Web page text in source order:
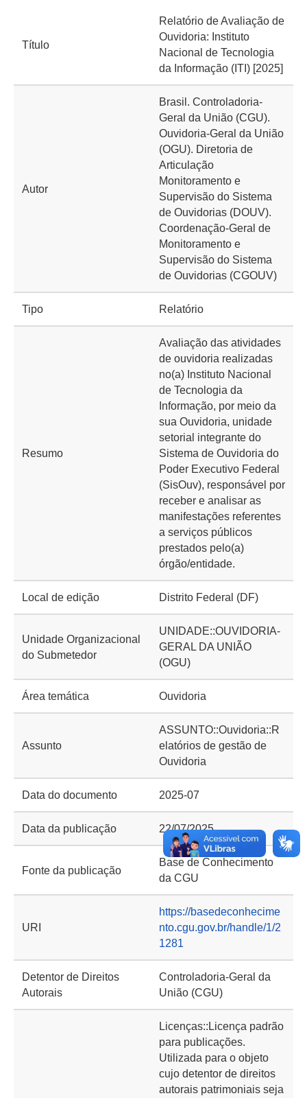
Título
Relatório de Avaliação de
Ouvidoria: Instituto
Nacional de Tecnologia
da Informação (ITI) [2025]
Autor
Brasil. Controladoria-
Geral da União (CGU).
Ouvidoria-Geral da União
(OGU). Diretoria de
Articulação
Monitoramento e
Supervisão do Sistema
de Ouvidorias (DOUV).
Coordenação-Geral de
Monitoramento e
Supervisão do Sistema
de Ouvidorias (CGOUV)
Tipo Relatório
Resumo
Avaliação das atividades
de ouvidoria realizadas
no(a) Instituto Nacional
de Tecnologia da
Informação, por meio da
sua Ouvidoria, unidade
setorial integrante do
Sistema de Ouvidoria do
Poder Executivo Federal
(SisOuv), responsável por
receber e analisar as
manifestações referentes
a serviços públicos
prestados pelo(a)
órgão/entidade.
Local de edição Distrito Federal (DF)
Unidade Organizacional
do Submetedor
UNIDADE::OUVIDORIA-
GERAL DA UNIÃO
(OGU)
Área temática Ouvidoria
Assunto
ASSUNTO::Ouvidoria::R
elatórios de gestão de
Ouvidoria
Data do documento 2025-07
Data da publicação 22/07/2025
Fonte da publicação
Base de Conhecimento
da CGU
URI
https://basedeconhecime
nto.cgu.gov.br/handle/1/2
1281
Detentor de Direitos
Autorais
Controladoria-Geral da
União (CGU)
Licenças::Licença padrão
para publicações.
Utilizada para o objeto
cujo detentor de direitos
autorais patrimoniais seja